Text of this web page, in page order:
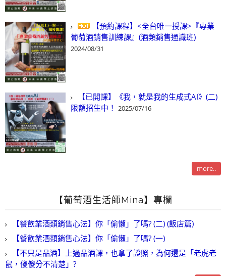
【預約課程】<全台唯一授課>『專業
葡萄酒銷售訓練課』(酒類銷售通識班)
2024/08/31
【已開課】《我，就是我的生成式AI》(二)
限額招生中！ 2025/07/16
more..
【葡萄酒生活師Mina】專欄
【餐飲業酒類銷售心法】你「偷懶」了嗎? (二) (飯店篇)
【餐飲業酒類銷售心法】你「偷懶」了嗎? (一)
【不只是品酒】上過品酒課，也拿了證照，為何還是「老虎老
鼠，傻傻分不清楚」?